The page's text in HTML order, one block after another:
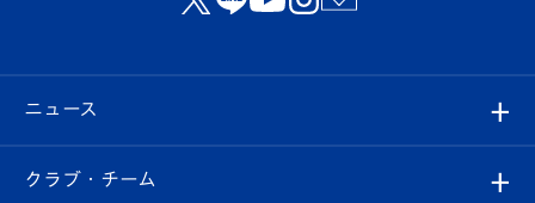
ニュース
すべて
クラブ・チーム